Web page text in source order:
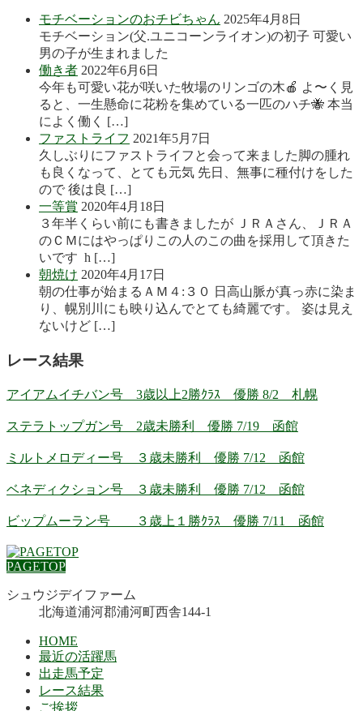
モチベーションのおチビちゃん 2025年4月8日
モチベーション(父.ユニコーンライオン)の初子 可愛い
男の子が生まれました
働き者 2022年6月6日
今年も可愛い花が咲いた牧場のリンゴの木🍎 よ〜く見
ると、一生懸命に花粉を集めている一匹のハチ🐝 本当
によく働く […]
ファストライフ 2021年5月7日
久しぶりにファストライフと会って来ました脚の腫れ
も良くなって、とても元気 先日、無事に種付けをした
ので 後は良 […]
一等賞 2020年4月18日
３年半くらい前にも書きましたが ＪＲＡさん、ＪＲＡ
のＣＭにはやっぱりこの人のこの曲を採用して頂きた
いです h […]
朝焼け 2020年4月17日
朝の仕事が始まるＡＭ４:３０ 日高山脈が真っ赤に染ま
り、幌別川にも映り込んでとても綺麗です。 姿は見え
ないけど […]
レース結果
アイアムイチバン号 3歳以上2勝ｸﾗｽ 優勝 8/2 札幌
ステラトップガン号 2歳未勝利 優勝 7/19 函館
ミルトメロディー号 ３歳未勝利 優勝 7/12 函館
ベネディクション号 ３歳未勝利 優勝 7/12 函館
ビップムーラン号 ３歳上１勝ｸﾗｽ 優勝 7/11 函館
PAGETOP
シュウジデイファーム
北海道浦河郡浦河町西舎144-1
HOME
最近の活躍馬
出走馬予定
レース結果
ご挨拶